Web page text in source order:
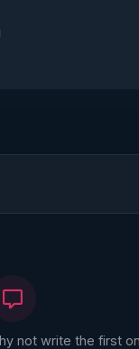
not write the first